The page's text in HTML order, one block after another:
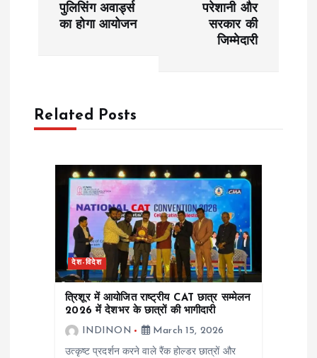
v
पुलिसिंग अवार्ड्स
का होगा आयोजन
परेशानी और
सरकार की
जिम्मेदारी
Related Posts
देश-विदेश
त्रिशूर में आयोजित राष्ट्रीय CAT छात्र सम्मेलन
2026 में देशभर के छात्रों की भागीदारी
INDINON
March 15, 2026
उत्कृष्ट प्रदर्शन करने वाले रैंक होल्डर छात्रों और